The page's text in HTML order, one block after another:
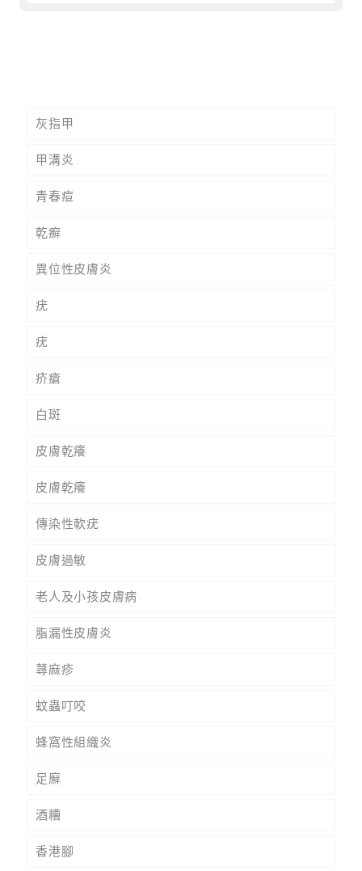
灰指甲
甲溝炎
青春痘
乾癬
異位性皮膚炎
疣
疣
疥瘡
白斑
皮膚乾癢
皮膚乾癢
傳染性軟疣
皮膚過敏
老人及小孩皮膚病
脂漏性皮膚炎
蕁麻疹
蚊蟲叮咬
蜂窩性組織炎
足廯
酒糟
香港腳